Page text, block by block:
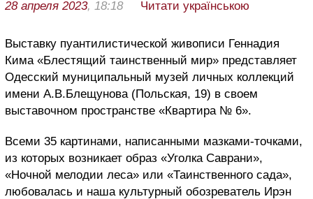
28 апреля 2023, 18:18 Читати українською
Выставку пуантилистической живописи Геннадия
Кима «Блестящий таинственный мир» представляет
Одесский муниципальный музей личных коллекций
имени А.В.Блещунова (Польская, 19) в своем
выставочном пространстве «Квартира № 6».
Всеми 35 картинами, написанными мазками-точками,
из которых возникает образ «Уголка Саврани»,
«Ночной мелодии леса» или «Таинственного сада»,
любовалась и наша культурный обозреватель Ирэн